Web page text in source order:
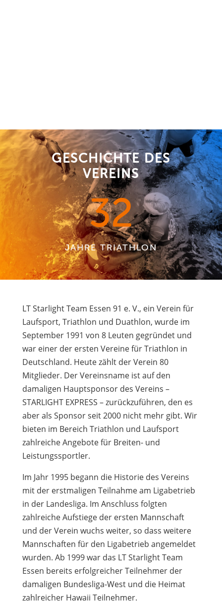
GESCHICHTE DES
VEREINS
32
JAHRE TRIATHLON
LT Starlight Team Essen 91 e. V., ein Verein für
Laufsport, Triathlon und Duathlon, wurde im
September 1991 von 8 Leuten gegründet und
war einer der ersten Vereine für Triathlon in
Deutschland. Heute zählt der Verein 80
Mitglieder. Der Vereinsname ist auf den
damaligen Hauptsponsor des Vereins –
STARLIGHT EXPRESS – zurückzuführen, den es
aber als Sponsor seit 2000 nicht mehr gibt. Wir
bieten im Bereich Triathlon und Laufsport
zahlreiche Angebote für Breiten- und
Leistungssportler.
Im Jahr 1995 begann die Historie des Vereins
mit der erstmaligen Teilnahme am Ligabetrieb
in der Landesliga. Im Anschluss folgten
zahlreiche Aufstiege der ersten Mannschaft
und der Verein wuchs weiter, so dass weitere
Mannschaften für den Ligabetrieb angemeldet
wurden. Ab 1999 war das LT Starlight Team
Essen bereits erfolgreicher Teilnehmer der
damaligen Bundesliga-West und die Heimat
zahlreicher Hawaii Teilnehmer.